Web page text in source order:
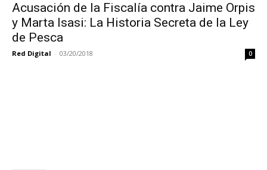
Acusación de la Fiscalía contra Jaime Orpis
y Marta Isasi: La Historia Secreta de la Ley
de Pesca
Red Digital - 03/20/2018 0